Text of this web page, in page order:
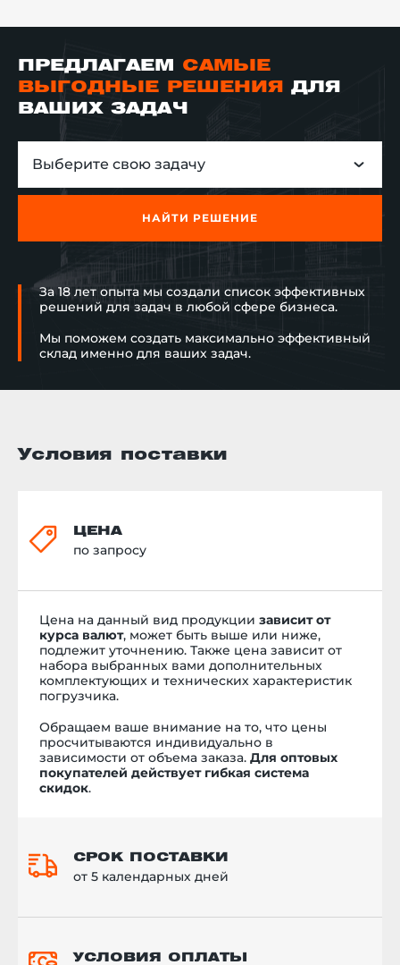
ПРЕДЛАГАЕМ САМЫЕ
ВЫГОДНЫЕ РЕШЕНИЯ
ДЛЯ
ВАШИХ ЗАДАЧ
Выберите свою задачу
НАЙТИ РЕШЕНИЕ
За 18 лет опыта мы создали список эффективных
решений для задач в любой сфере бизнеса.
Мы поможем создать максимально эффективный
склад именно для ваших задач.
Условия поставки
ЦЕНА
по запросу
Цена на данный вид продукции зависит от
курса валют, может быть выше или ниже,
подлежит уточнению. Также цена зависит от
набора выбранных вами дополнительных
комплектующих и технических характеристик
погрузчика.
Обращаем ваше внимание на то, что цены
просчитываются индивидуально в
зависимости от объема заказа. Для оптовых
покупателей действует гибкая система
скидок.
СРОК ПОСТАВКИ
от 5 календарных дней
УСЛОВИЯ ОПЛАТЫ